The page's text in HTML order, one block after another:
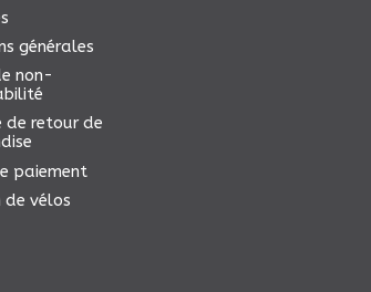
générales
non-
de retour de
paiement
de vélos